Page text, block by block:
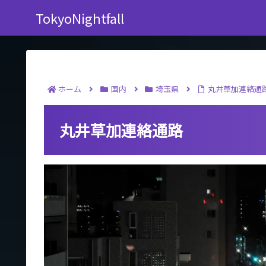
TokyoNightfall
ホーム 国内 埼玉県 丸井草加連絡通
丸井草加連絡通路